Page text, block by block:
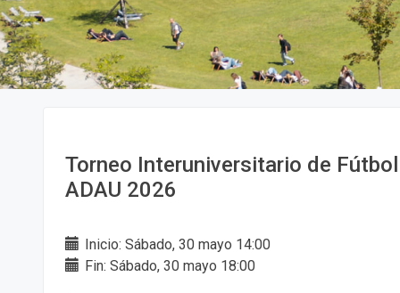
Torneo Interuniversitario de
ADAU 2026
Inicio: Sábado, 30 mayo 14:00
Fin: Sábado, 30 mayo 18:00